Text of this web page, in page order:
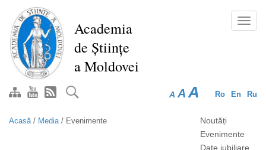
conţinutul
principal
Academia
de Științe
a Moldovei
Ro En Ru
A A A
Acasă/ Media/ Evenimente
Noutăți
Evenimente
Date jubiliare